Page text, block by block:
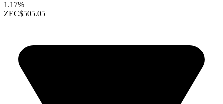
1.17%
ZEC$505.05